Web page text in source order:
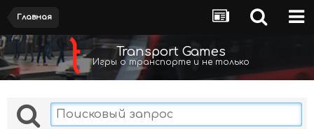
Главная
Transport Games
Игры о транспорте и не только